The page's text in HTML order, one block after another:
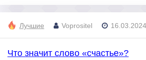
Лучшие Voprositel
Что значит слово «счастье»?